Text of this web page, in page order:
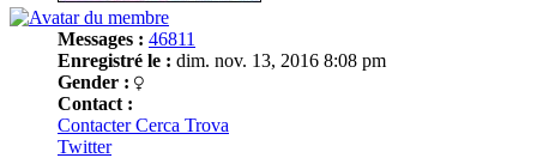
Messages : 46811
Enregistré le : dim. nov. 13, 2016 8:08 pm
Gender :
Contact :
Contacter Cerca Trova
Twitter